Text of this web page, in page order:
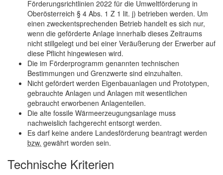
Förderungsrichtlinien 2022 für die Umweltförderung in
Oberöster­reich § 4 Abs. 1 Z 1 lit. j) betrieben werden. Um
einen zweckentsprechenden Betrieb handelt es sich nur,
wenn die geförderte Anlage innerhalb dieses Zeitraums
nicht stillge­legt und bei einer Veräußerung der Erwerber auf
diese Pflicht hingewiesen wird.
Die im Förderprogramm genannten technischen
Bestimmungen und Grenzwerte sind einzuhalten.
Nicht gefördert werden Eigenbauanlagen und Prototypen,
gebrauchte Anlagen und Anlagen mit wesentlichen
gebraucht erworbenen Anlagenteilen.
Die alte fossile Wärmeerzeugungsanlage muss
nachweislich fachgerecht entsorgt werden.
Es darf keine andere Landesförderung beantragt werden
bzw. gewährt worden sein.
Technische Kriterien